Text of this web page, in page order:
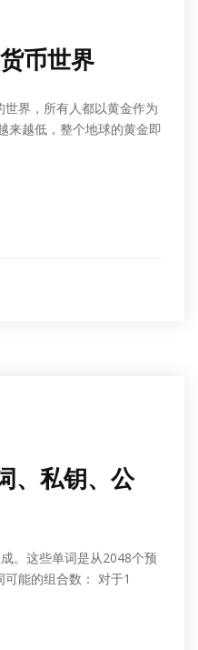
币世界
界，所有人都以黄金作为
来越低，整个地球的黄金即
、私钥、公
。这些单词是从2048个预
能的组合数： 对于1